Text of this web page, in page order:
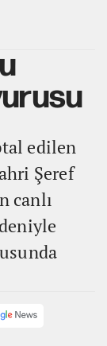
edilen
Şeref
canlı